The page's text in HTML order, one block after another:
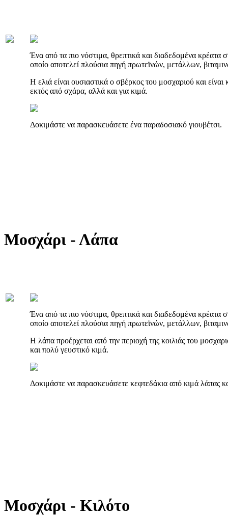
Ένα από τα πιο νόστιμα, θρεπτικά και διαδεδομένα κρέατα
οποίο αποτελεί πλούσια πηγή πρωτεϊνών, μετάλλων,
Η ελιά είναι ουσιαστικά ο σβέρκος του μοσχαριού και
εκτός από σχάρα, αλλά και για κιμά.
Δοκιμάστε να παρασκευάσετε ένα παραδοσιακό γιουβέτσι.
Μοσχάρι - Λάπα
Ένα από τα πιο νόστιμα, θρεπτικά και διαδεδομένα κρέατα
οποίο αποτελεί πλούσια πηγή πρωτεϊνών, μετάλλων,
H λάπα προέρχεται από την περιοχή της κοιλιάς του
και πολύ γευστικό κιμά.
Δοκιμάστε να παρασκευάσετε κεφτεδάκια από κιμά λάπας
Μοσχάρι - Κιλότο